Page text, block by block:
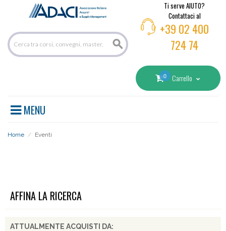
Ti serve AIUTO?
Contattaci al
+39 02 400
724 74
0 Carrello
MENU
Home / Eventi
AFFINA LA RICERCA
ATTUALMENTE ACQUISTI DA: